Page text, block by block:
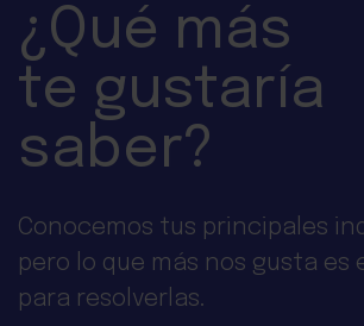
¿Qué más
te gustaría
saber?
Conocemos tus principales
pero lo que más nos gusta es
para resolverlas.